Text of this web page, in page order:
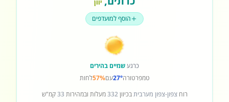
יוון
הוסף למועדפים
כרגעשמיים בהירים
טמפרטורה27°עם57%לחות
רוחצפון-צפון מערביתבכיוון332מעלות ובמהירות 33קמ"ש